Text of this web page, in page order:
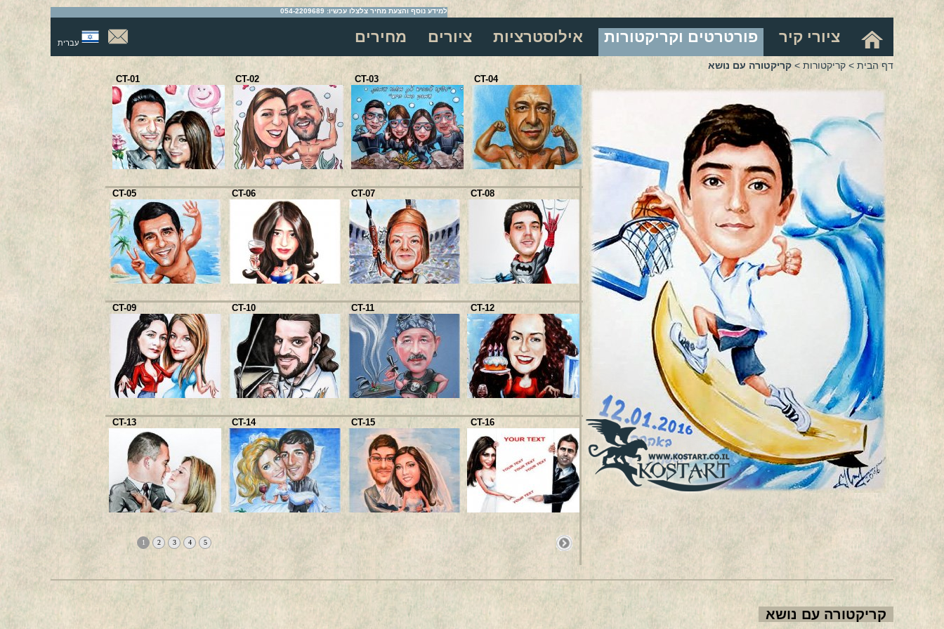
למידע נוסף והצעת מחיר צלצלו עכשיו: 054-2209689
ציורי קיר פורטרטים וקריקטורות אילוסטרציות ציורים מחירים עברית
דף הבית > קריקטורות > קריקטורה עם נושא
CT-01 CT-02 CT-03 CT-04
CT-05 CT-06 CT-07 CT-08
CT-09 CT-10 CT-11 CT-12
CT-13 CT-14 CT-15 CT-16
CT-17
CT-22 CT-23
CT-26
CT-29 CT-30 CT-31
קריקטורה עם נושא